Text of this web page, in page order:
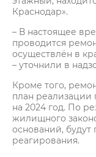
Краснодар».
– В настоящее
проводится
осуществлён в
– уточнили в
Кроме того,
план реализации
на 2024 год. По
жилищного
оснований,
реагирования.